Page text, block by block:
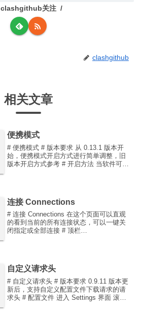
clashgithub关注
clashgithub
相关文章
便携模式
# 便携模式 # 版本要求 从 0.13.1 版本开
始，便携模式开启方式进行简单调整，旧
版本开启方式参考 # 开启方法 当软件可执
连接 Connections
# 连接 Connections 在这个页面可以直观
的看到当前的所有连接状态，可以一键关
闭指定或全部连接 # 顶栏
自定义请求头
# 自定义请求头 # 版本要求 0.9.11 版本更
新后，支持自定义配置文件下载请求的请
求头 # 配置文件 进入 Settings 界面 滚动